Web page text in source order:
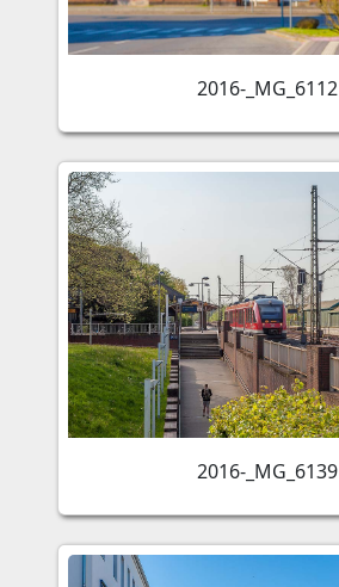
2016-_MG_6112
2016-_MG_6139